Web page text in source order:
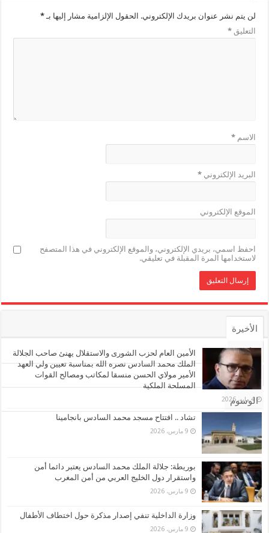
لن يتم نشر عنوان بريدك الإلكتروني. الحقول الإلزامية مشار إليها بـ*
التعليق*
الاسم*
البريد الإلكتروني*
الموقع الإلكتروني
احفظ اسمي، بريدي الإلكتروني، والموقع الإلكتروني في هذا المتصفح
لاستخدامها المرة المقبلة في تعليقي.
الأخيرة
الأشهر
تعليقات
الوسوم
الأمين العام لحزب الشورى والاستقلال يهنئ صاحب الجلالة
الملك محمد السادس نصره الله بمناسبة تعيين ولي العهد
الأمير مولاي الحسن منسقا لمكاتب ومصالح القوات
المسلحة الملكية
4 مايو، 2026
تشاد .. افتتاح مسجد محمد السادس بانجامينا
9 مارس، 2026
بوريطة: جلالة الملك محمد السادس يعتبر دائما أمن
واستقرار دول الخليج العربي من أمن المغرب
9 مارس، 2026
وزارة الداخلية تنفي إصدار مذكرة حول اختطاف الأطفال
9 مارس، 2026